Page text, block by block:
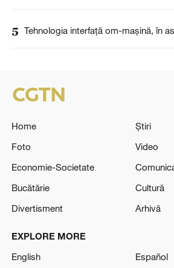
5 Tehnologia interfață om-mașină, în
Home
Știri
Foto
Video
Economie-Societate
Bucătărie
Cultură
Divertisment
Arhivă
EXPLORE MORE
English
Español